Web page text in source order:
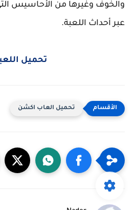
والخوف وغيرها من الأحاسيس
عبر أحداث اللعبة.
تحميل
تحميل العاب اكشن